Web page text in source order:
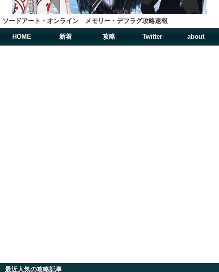
ソードアート・オンライン メモリー・デフラグ攻略速報
HOME 新着 攻略 Twitter about
最近人気の攻略記事